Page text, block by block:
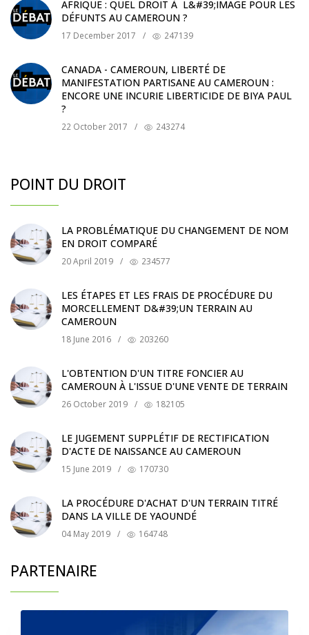
AFRIQUE : QUEL DROIT À L&#39;IMAGE POUR LES
DÉFUNTS AU CAMEROUN ?
17 December 2017 / 247139
CANADA - CAMEROUN, LIBERTÉ DE
MANIFESTATION PARTISANE AU CAMEROUN :
ENCORE UNE INCURIE LIBERTICIDE DE BIYA PAUL
?
22 October 2017 / 243274
POINT DU DROIT
LA PROBLÉMATIQUE DU CHANGEMENT DE NOM
EN DROIT COMPARÉ
20 April 2019 / 234577
LES ÉTAPES ET LES FRAIS DE PROCÉDURE DU
MORCELLEMENT D&#39;UN TERRAIN AU
CAMEROUN
18 June 2016 / 203260
L'OBTENTION D'UN TITRE FONCIER AU
CAMEROUN À L'ISSUE D'UNE VENTE DE TERRAIN
26 October 2019 / 182105
LE JUGEMENT SUPPLÉTIF DE RECTIFICATION
D'ACTE DE NAISSANCE AU CAMEROUN
15 June 2019 / 170730
LA PROCÉDURE D'ACHAT D'UN TERRAIN TITRÉ
DANS LA VILLE DE YAOUNDÉ
04 May 2019 / 164748
PARTENAIRE